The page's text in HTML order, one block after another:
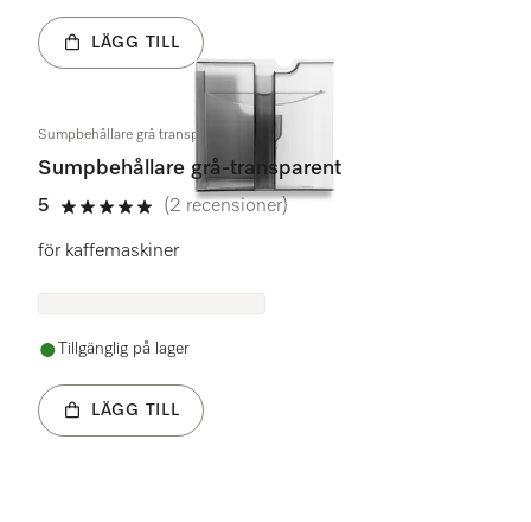
LÄGG TILL
Sumpbehållare grå transparent
Sumpbehållare grå-transparent
5
5 stars out of 5
(2 recensioner)
för kaffemaskiner
Tillgänglig på lager
LÄGG TILL